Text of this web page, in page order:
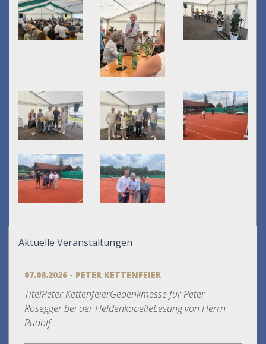
Aktuelle Veranstaltungen
07.08.2026 - PETER KETTENFEIER
TitelPeter KettenfeierGedenkmesse für Peter
Rosegger bei der HeldenkapelleLesung von Herrn
Rudolf...